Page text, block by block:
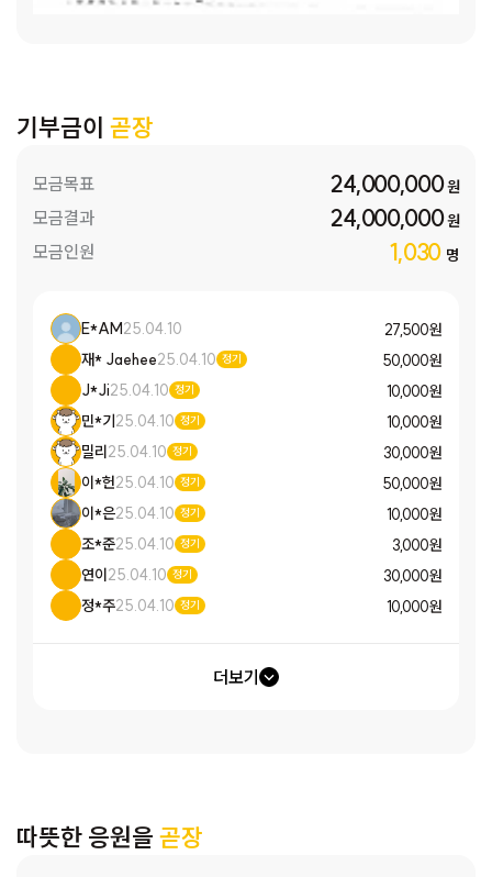
아요. 다른 엄마들은 아이들 학교에 갈 때도 가지고 싶은 것, 필
만 하네요.”
[주은(가명) / (차상위계층, 4인 가구)]:“임대 아
파트에 거주하면서 최대한 주거 비용은 줄이고 있는데, 식비나
공과금 같은 생활비는 줄여도 한계가 있더라고요. 특히 아이들
방학 돌아오면 하루, 하루 장 볼 때마다 한숨이 쉬어져요. 요즘
인 가구)]: “나름 아끼며 열심히 생활한다고 하는데, 소득이 너
무 적으니까 지출하기가 너무 겁이 나요. 이제 아이가 조금 커
서 맞벌이로 둘이 열심히 버는 데도, 왜 저희 형편은 쉽게 나아
지지 않을까요. 그래도 아이는 항상 건강하고 밝게 키우려고 노
력하고 있습니다.” [현빈(가명) / (저소득·한부모가정, 2인 가
구)]:현빈이네 어머님은 홀로 아동을 키우며 공장일을 나가고
있습니다. 월~토요일까지 공장일을 하는데 몸도 많이 지치고,
아이가 혼자 집에 있는 시간이 많아 걱정됩니다. 두 식구가 반
지하에 살고 있는데, 아이가 외로움이 많이 탈까봐 걱정입니다.
[지혜(가명) / (저소득·한부모가정, 4인 가구)]:
"월세에, 식비
에 한 달에 숨만 쉬어도 들어가는 돈들이 너무 많아요. 혼자서
아이 셋을 키우다 보니, 한계에 부딪힐 때가 많네요. 물론 다 해
는 아이한테도, 저한테도 원망이 많이 될 것 같아요."
빠만 외벌이로 일하고 있습니다. 최근 이사를 하면서 목돈이 들
기부금이 곧장
모금목표 24,000,000원
모금결과 24,000,000원
모금인원 1,030 명
E*AM25.04.10
27,500 원
재* Jaehee25.04.10 정기
50,000 원
J*Ji25.04.10 정기
10,000 원
민*기25.04.10 정기
10,000 원
밀리25.04.10 정기
30,000 원
이*헌25.04.10 정기
50,000 원
이*은25.04.10 정기
10,000 원
조*준25.04.10 정기
3,000 원
연이25.04.10 정기
30,000 원
정*주25.04.10 정기 10,000 원
더보기
따뜻한 응원을 곧장